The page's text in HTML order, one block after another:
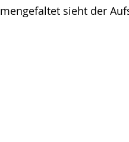
sieht der